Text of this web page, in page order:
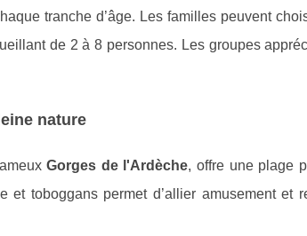
tranche d’âge. Les familles peuvent
de 2 à 8 personnes. Les groupes
nature
Gorges de l'Ardèche, offre une plage
et toboggans permet d’allier amusement et